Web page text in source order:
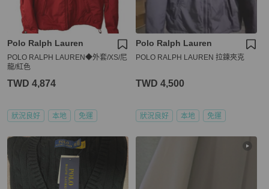
Polo Ralph Lauren
POLO RALPH LAUREN◆外套/XS/尼
龍/紅色
TWD 4,874
狀況良好 本地 免運
Polo Ralph Lauren
POLO RALPH LAUREN 拉鍊夾克
TWD 4,500
狀況良好 本地 免運